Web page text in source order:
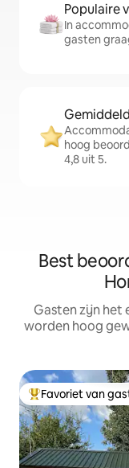
Populaire
In
gasten
hoog
4,8 uit 5.
Best
Gasten zijn het
worden hoog
Topfavoriet van
Favoriet van